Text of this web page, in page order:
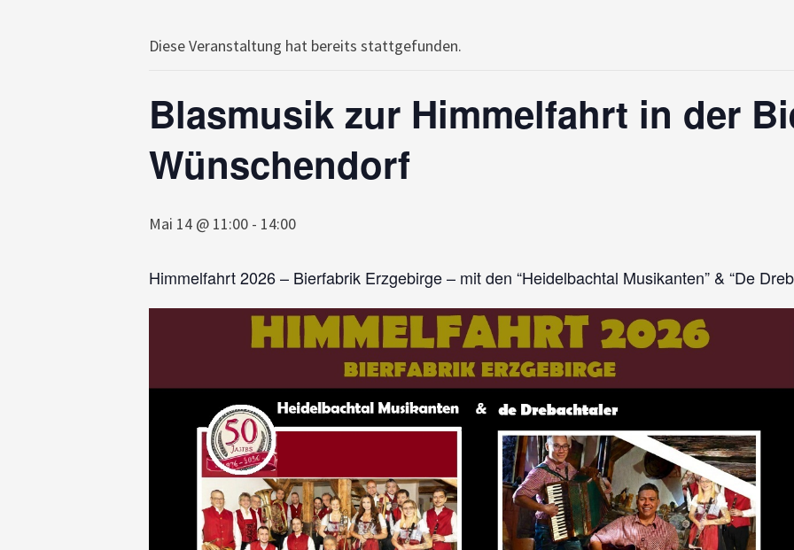
Diese Veranstaltung hat bereits stattgefunden.
Blasmusik zur Himmelfahrt in der
Wünschendorf
Mai 14 @ 11:00 - 14:00
Himmelfahrt 2026 – Bierfabrik Erzgebirge – mit den “Heidelbachtal Musikanten” & “De